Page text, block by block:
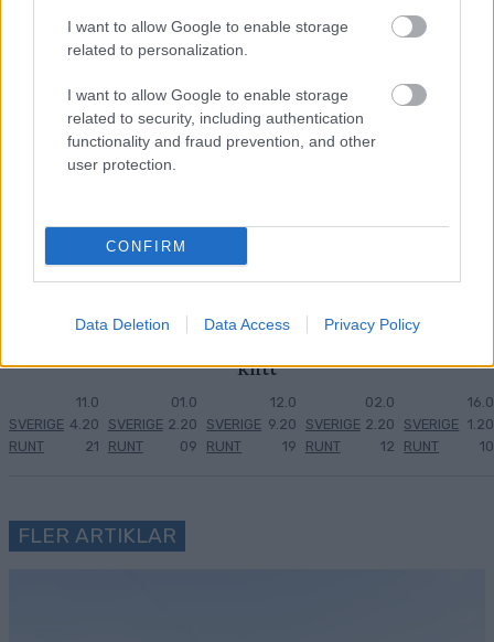
I want to allow Google to enable storage
related to personalization.
I want to allow Google to enable storage
related to security, including authentication
functionality and fraud prevention, and other
user protection.
CONFIRM
Data Deletion Data Access Privacy Policy
Resul
SM
herra
SVERIGE
RUNT
11.0
4.20
21
2 Harsa
Ski
Marat
slog
rekor
SVERIGE
RUNT
01.0
2.20
09
3 Joha
n
ny
i Orsa
klitt
SVERIGE
RUNT
12.0
9.20
19
4 Komp
isarna
der
de
SVERIGE
RUNT
02.0
2.20
12
och
SVERIGE
RUNT
16.0
1.20
10
FLER ARTIKLAR